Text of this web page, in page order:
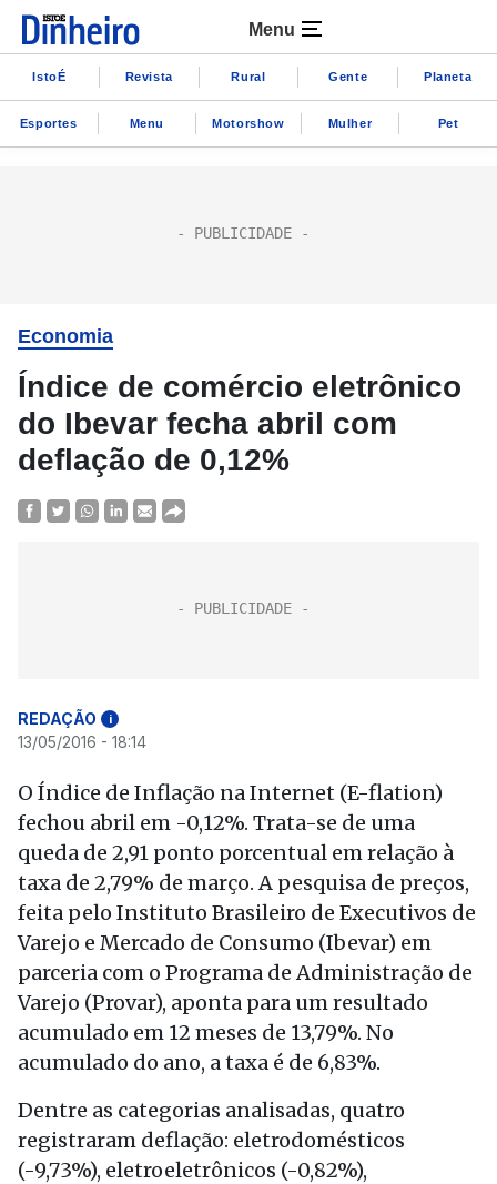
Menu
IstoÉ Revista Rural Gente Planeta
Esportes Menu Motorshow Mulher Pet
Economia
Índice de comércio eletrônico
do Ibevar fecha abril com
deflação de 0,12%
REDAÇÃO i
13/05/2016 - 18:14
O Índice de Inflação na Internet (E-flation)
fechou abril em -0,12%. Trata-se de uma
queda de 2,91 ponto porcentual em relação à
taxa de 2,79% de março. A pesquisa de preços,
feita pelo Instituto Brasileiro de Executivos de
Varejo e Mercado de Consumo (Ibevar) em
parceria com o Programa de Administração de
Varejo (Provar), aponta para um resultado
acumulado em 12 meses de 13,79%. No
acumulado do ano, a taxa é de 6,83%.
Dentre as categorias analisadas, quatro
registraram deflação: eletrodomésticos
(-9,73%), eletroeletrônicos (-0,82%),